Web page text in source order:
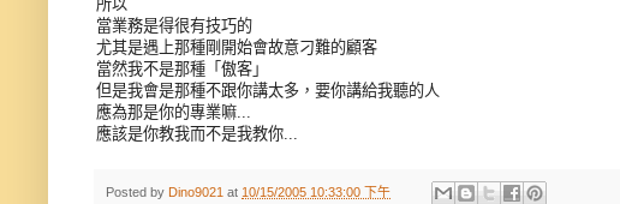
所以
當業務是得很有技巧的
尤其是遇上那種剛開始會故意刁難的顧客
當然我不是那種「傲客」
但是我會是那種不跟你講太多，要你講給我聽的人
應為那是你的專業嘛...
應該是你教我而不是我教你...
Posted by Dino9021 at 10/15/2005 10:33:00 下午